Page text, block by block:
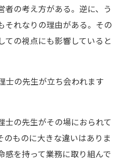
者の考え方がある。逆に、う
それなりの理由がある。その
ての視点にも影響していると
の先生が立ち会われます
の先生がその場におられて
のものに大きな違いはありま
感を持って業務に取り組んで